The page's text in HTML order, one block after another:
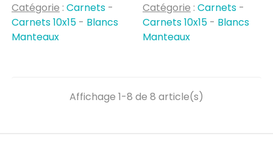
Catégorie : Carnets -
Carnets 10x15 - Blancs
Manteaux
Catégorie : Carnets -
Carnets 10x15 - Blancs
Manteaux
Affichage 1-8 de 8 article(s)